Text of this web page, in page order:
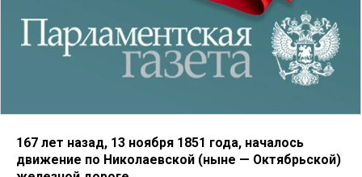
167 лет назад, 13 ноября 1851 года, началось
движение по Николаевской (ныне — Октябрьской)